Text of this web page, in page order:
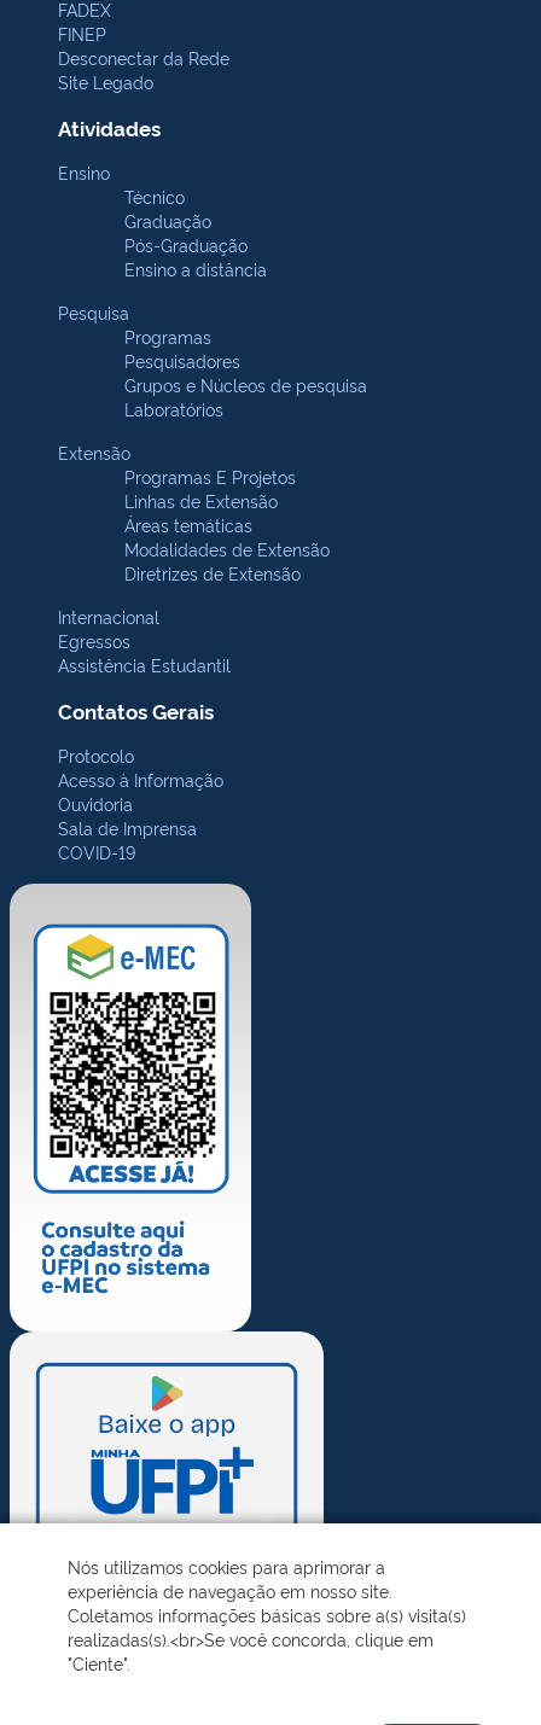
FADEX
FINEP
Desconectar da Rede
Site Legado
Atividades
Ensino
Técnico
Graduação
Pós-Graduação
Ensino a distância
Pesquisa
Programas
Pesquisadores
Grupos e Núcleos de pesquisa
Laboratórios
Extensão
Programas E Projetos
Linhas de Extensão
Áreas temáticas
Modalidades de Extensão
Diretrizes de Extensão
Internacional
Egressos
Assistência Estudantil
Contatos Gerais
Protocolo
Acesso à Informação
Ouvidoria
Sala de Imprensa
COVID-19
Nós utilizamos cookies para aprimorar a
experiência de navegação em nosso site.
Coletamos informações básicas sobre a(s) visita(s)
realizadas(s).<br>Se você concorda, clique em
"Ciente".